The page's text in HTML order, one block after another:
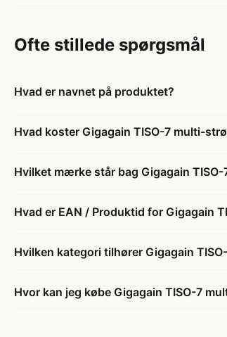
Ofte stillede spørgsmål
Hvad er navnet på produktet?
Hvad koster Gigagain TISO-7 multi-
Hvilket mærke står bag Gigagain
Hvad er EAN / Produktid for Gigagain
Hvilken kategori tilhører Gigagain
Hvor kan jeg købe Gigagain TISO-7